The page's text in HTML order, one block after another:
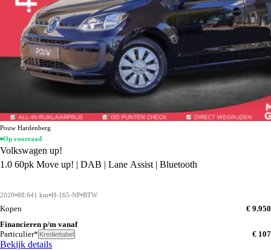
Pouw Hardenberg
Op voorraad
Volkswagen up!
1.0 60pk Move up! | DAB | Lane Assist | Bluetooth
2020 88.641 km H-165-NP BTW
Kopen
€ 9.950
Financieren p/m vanaf
Particulier* Krediettabel € 107
Bekijk details